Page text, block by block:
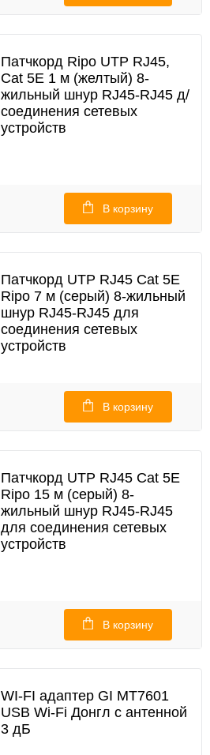
Патчкорд Ripo UTP RJ45,
Cat 5E 1 м (желтый) 8-
жильный шнур RJ45-RJ45 д/
соединения сетевых
устройств
В корзину
Патчкорд UTP RJ45 Cat 5E
Ripo 7 м (серый) 8-жильный
шнур RJ45-RJ45 для
соединения сетевых
устройств
В корзину
Патчкорд UTP RJ45 Cat 5E
Ripo 15 м (серый) 8-
жильный шнур RJ45-RJ45
для соединения сетевых
устройств
В корзину
WI-FI адаптер GI MT7601
USB Wi-Fi Донгл с антенной
3 дБ